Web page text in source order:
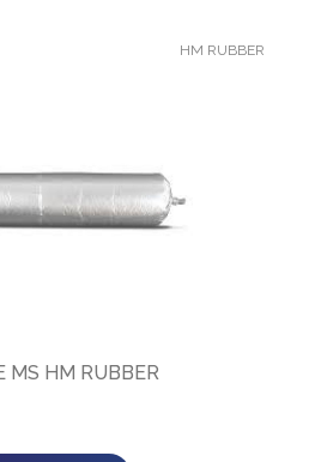
HM RUBBER
MS HM RUBBER